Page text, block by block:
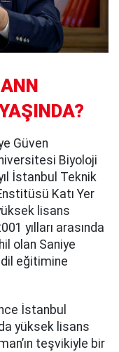
Güven
Biyoloji
İstanbul Teknik
Katı Yer
lisans
yılları arasında
olan Saniye
dil eğitimine
İstanbul
yüksek lisans
teşvikiyle bir